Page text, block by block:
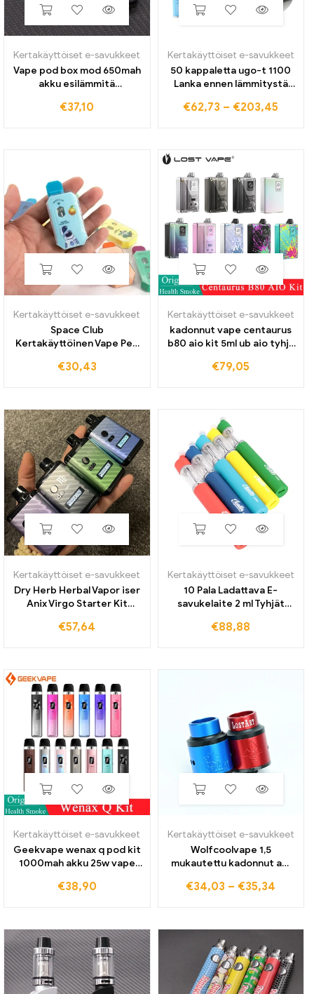
Kertakäyttöiset e-savukkeet
Vape pod box mod 650mah
akku esilämmitä
modit
€37,10
Kertakäyttöiset e-savukkeet
50 kappaletta ugo-t 1100
Lanka ennen lämmitystä
Vape Micro USB Passth
€62,73 – €203,45
Kertakäyttöiset e-savukkeet
Space Club
Kertakäyttöinen Vape Pen
ml tyhjät palot keraaminen
€30,43
Kertakäyttöiset e-savukkeet
kadonnut vape centaurus
b80 aio kit 5ml ub aio tyhjä
UB Ultra Coil sähkösavuke
€79,05
Kertakäyttöiset e-savukkeet
Dry Herb Herbal Vapor iser
Anix Virgo Starter Kit
Vape Pen 1300mah Akku
€57,64
Kertakäyttöiset e-savukkeet
10 Pala Ladattava E-
savukelaite 2 ml Tyhjät
Öljypatruunat Pod 650mAh
€88,88
Kertakäyttöiset e-savukkeet
Geekvape wenax q pod kit
1000mah akku 25w vape
sähkösavuke mtl rdl vape
€38,90
Kertakäyttöiset e-savukkeet
Wolfcoolvape 1,5
mukautettu kadonnut art
rda sumutin uusintatanko
€34,03 – €35,34